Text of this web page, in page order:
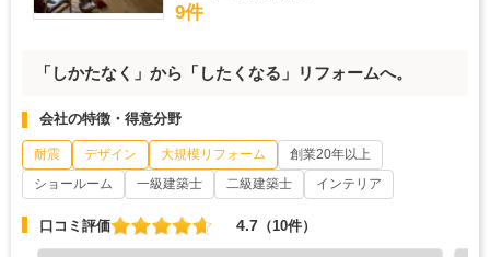
9件
「しかたなく」から「したくなる」リフォームへ。
会社の特徴・得意分野
耐震 デザイン 大規模リフォーム
創業20年以上
ショールーム
一級建築士 二級建築士 インテリア
口コミ評価 4.7 （10件）